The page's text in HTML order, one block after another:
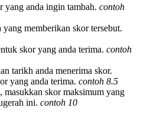
yang anda ingin tambah. contoh
yang memberikan skor tersebut.
skor yang anda terima. contoh
tarikh anda menerima skor.
yang anda terima. contoh 8.5
masukkan skor maksimum yang
ini. contoh 10